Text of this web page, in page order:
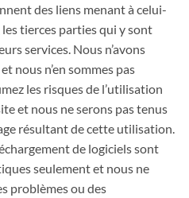
des liens menant à celui-
tierces parties qui y sont
services. Nous n’avons
nous n’en sommes pas
les risques de l’utilisation
et nous ne serons pas tenus
résultant de cette utilisation.
de logiciels sont
seulement et nous ne
problèmes ou des